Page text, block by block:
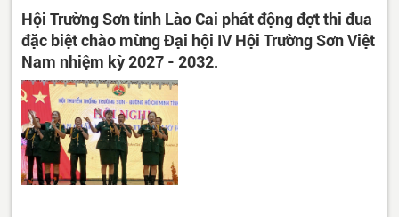
Hội Trường Sơn tỉnh Lào Cai phát động đợt thi đua
đặc biệt chào mừng Đại hội IV Hội Trường Sơn Việt
Nam nhiệm kỳ 2027 - 2032.